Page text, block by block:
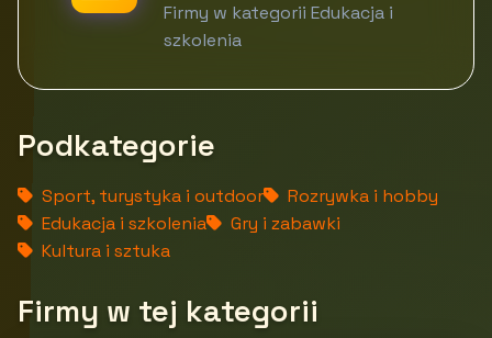
Firmy w kategorii Edukacja i
szkolenia
Podkategorie
Sport, turystyka i outdoor
Rozrywka i hobby
Edukacja i szkolenia
Gry i zabawki
Kultura i sztuka
Firmy w tej kategorii